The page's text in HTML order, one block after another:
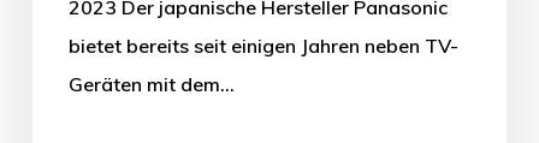
2023 Der japanische Hersteller Panasonic
bietet bereits seit einigen Jahren neben TV-
Geräten mit dem…